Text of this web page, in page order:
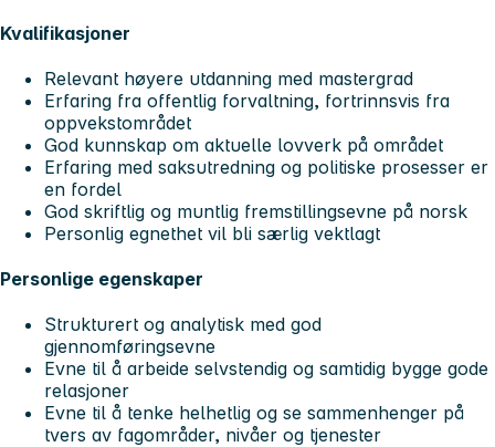
Kvalifikasjoner
Relevant høyere utdanning med mastergrad
Erfaring fra offentlig forvaltning, fortrinnsvis fra
oppvekstområdet
God kunnskap om aktuelle lovverk på området
Erfaring med saksutredning og politiske prosesser er
en fordel
God skriftlig og muntlig fremstillingsevne på norsk
Personlig egnethet vil bli særlig vektlagt
Personlige egenskaper
Strukturert og analytisk med god
gjennomføringsevne
Evne til å arbeide selvstendig og samtidig bygge gode
relasjoner
Evne til å tenke helhetlig og se sammenhenger på
tvers av fagområder, nivåer og tjenester